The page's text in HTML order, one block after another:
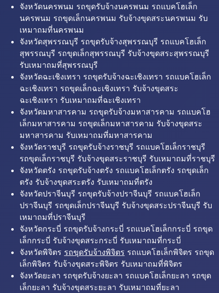
จังหวัดนครพนม รถขุดรับจ้างนครพนม รถแบคโฮเล็ก
นครพนม รถขุดเล็กนครพนม รับจ้างขุดสระนครพนม รับ
เหมาถมที่นครพนม
จังหวัดสุพรรณบุรี รถขุดรับจ้างสุพรรณบุรี รถแบคโฮเล็ก
สุพรรณบุรี รถขุดเล็กสุพรรณบุรี รับจ้างขุดสระสุพรรณบุรี
รับเหมาถมที่สุพรรณบุรี
จังหวัดฉะเชิงเทรา รถขุดรับจ้างฉะเชิงเทรา รถแบคโฮเล็ก
ฉะเชิงเทรา รถขุดเล็กฉะเชิงเทรา รับจ้างขุดสระ
ฉะเชิงเทรา รับเหมาถมที่ฉะเชิงเทรา
จังหวัดมหาสารคาม รถขุดรับจ้างมหาสารคาม รถแบคโฮ
เล็กมหาสารคาม รถขุดเล็กมหาสารคาม รับจ้างขุดสระ
มหาสารคาม รับเหมาถมที่มหาสารคาม
จังหวัดราชบุรี รถขุดรับจ้างราชบุรี รถแบคโฮเล็กราชบุรี
รถขุดเล็กราชบุรี รับจ้างขุดสระราชบุรี รับเหมาถมที่ราชบุรี
จังหวัดตรัง รถขุดรับจ้างตรัง รถแบคโฮเล็กตรัง รถขุดเล็ก
ตรัง รับจ้างขุดสระตรัง รับเหมาถมที่ตรัง
จังหวัดปราจีนบุรี รถขุดรับจ้างปราจีนบุรี รถแบคโฮเล็ก
ปราจีนบุรี รถขุดเล็กปราจีนบุรี รับจ้างขุดสระปราจีนบุรี รับ
เหมาถมที่ปราจีนบุรี
จังหวัดกระบี่ รถขุดรับจ้างกระบี่ รถแบคโฮเล็กกระบี่ รถขุด
เล็กกระบี่ รับจ้างขุดสระกระบี่ รับเหมาถมที่กระบี่
จังหวัดพิจิตร รถขุดรับจ้างพิจิตร รถแบคโฮเล็กพิจิตร รถขุด
เล็กพิจิตร รับจ้างขุดสระพิจิตร รับเหมาถมที่พิจิตร
จังหวัดยะลา รถขุดรับจ้างยะลา รถแบคโฮเล็กยะลา รถขุด
เล็กยะลา รับจ้างขุดสระยะลา รับเหมาถมที่ยะลา